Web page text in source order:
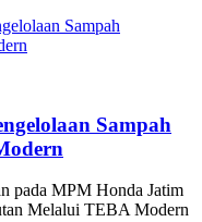
Sampah
pada MPM Honda Jatim
Melalui TEBA Modern